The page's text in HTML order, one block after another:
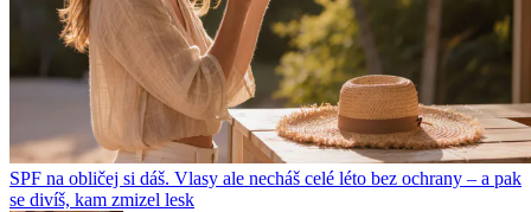
SPF na obličej si dáš. Vlasy ale necháš celé léto bez ochrany – a pak
se divíš, kam zmizel lesk